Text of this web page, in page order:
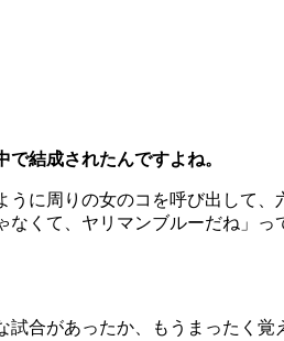
結成されたんですよね。
に周りの女のコを呼び出して、
くて、ヤリマンブルーだね」
合があったか、もうまったく覚